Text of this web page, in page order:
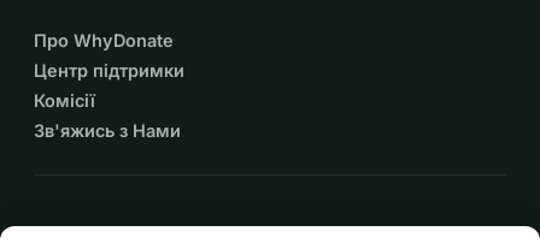
Про WhyDonate
Центр підтримки
Комісії
Зв'яжись з Нами